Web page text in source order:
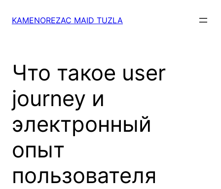
KAMENOREZAC MAID TUZLA
Что такое user
journey и
электронный
опыт
пользователя